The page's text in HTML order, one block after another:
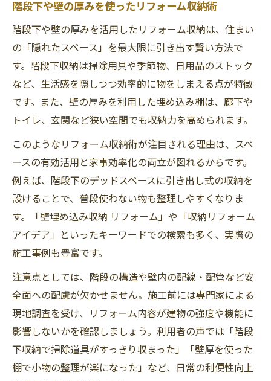
階段下や壁の厚みを使ったリフォーム収納術
階段下や壁の厚みを活用したリフォーム収納は、住まい
の「隠れたスペース」を最大限に引き出す賢い方法で
す。階段下収納は掃除用具や季節物、日用品のストック
など、生活感を隠しつつ効率的に物をしまえる点が特徴
です。また、壁の厚みを利用した埋め込み棚は、廊下や
トイレ、玄関など狭い空間でも収納力を高められます。
このようなリフォーム収納術が注目される理由は、スペ
ースの有効活用と家事効率化の両立が図れるからです。
例えば、階段下のデッドスペースに引き出し式の収納を
設けることで、普段使わない物も整理しやすくなりま
す。「壁埋め込み収納 リフォーム」や「収納リフォーム
アイデア」といったキーワードでの検索も多く、実際の
施工事例も豊富です。
注意点としては、階段の構造や壁内の配線・配管など安
全面への配慮が欠かせません。施工前には専門家による
現地調査を受け、リフォーム内容が建物の強度や機能に
影響しないかを確認しましょう。利用者の声では「階段
下収納で掃除道具がすっきり収まった」「壁厚を使った
棚で小物の整理が楽になった」など、日常の利便性向上